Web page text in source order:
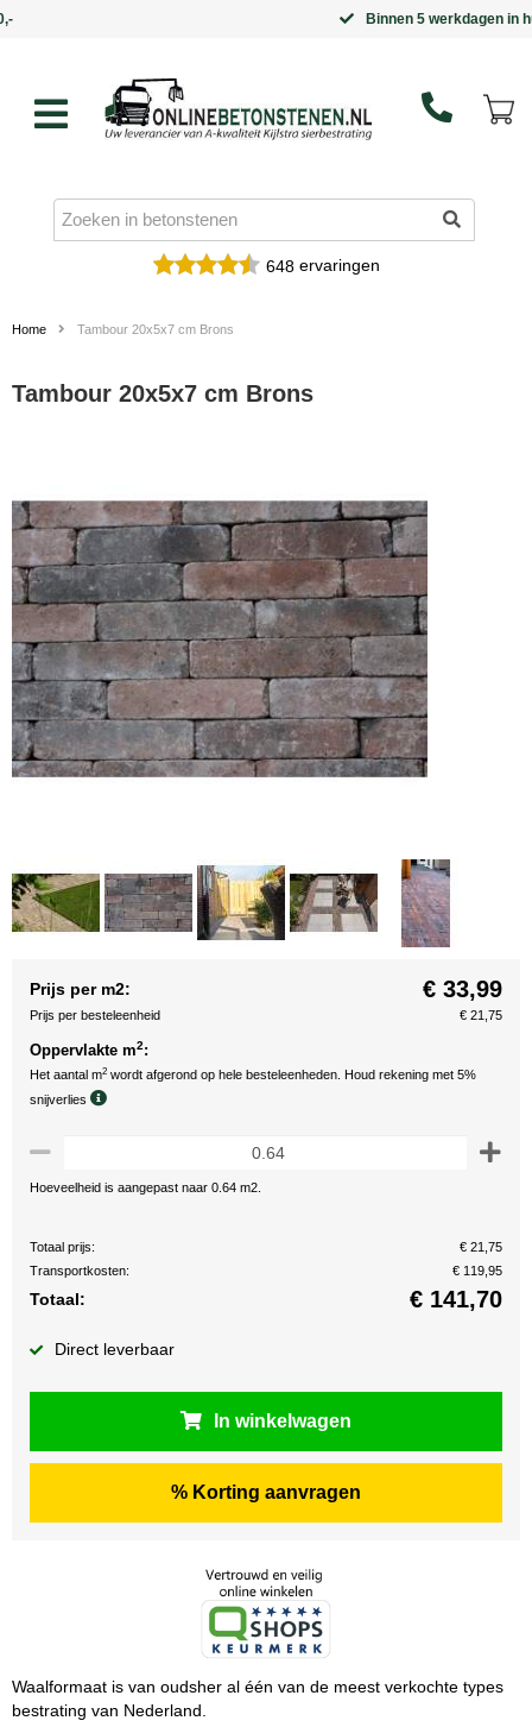
Binnen 5 werkdagen in huis
648ervaringen
Home Tambour 20x5x7 cm Brons
Tambour 20x5x7 cm Brons
Prijs per m2: € 33,99
Prijs per besteleenheid € 21,75
Oppervlakte m2:
Het aantal m2 wordt afgerond op hele besteleenheden. Houd rekening met 5%
snijverlies
Hoeveelheid is aangepast naar 0.64 m2.
Totaal prijs:
€ 21,75
Transportkosten:
€ 119,95
Totaal: € 141,70
Direct leverbaar
In winkelwagen
% Korting aanvragen
Waalformaat is van oudsher al één van de meest verkochte types
bestrating van Nederland.